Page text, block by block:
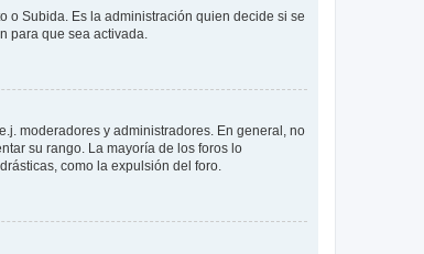
o Subida. Es la administración quien decide si se
para que sea activada.
moderadores y administradores. En general, no
su rango. La mayoría de los foros lo
como la expulsión del foro.